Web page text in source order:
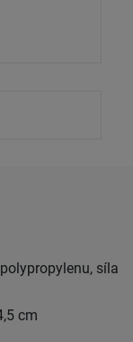
síla
cm